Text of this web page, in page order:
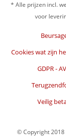
* Alle prijzen incl.
voor
Cookies wat zijn
GDPR -
Veilig
© Copyright 2018